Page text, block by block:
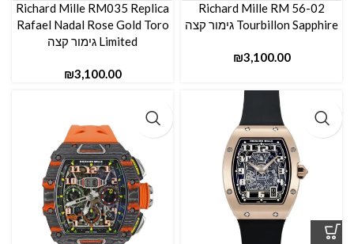
Richard Mille RM 56-02
Tourbillon Sapphire גימור קצה
₪
Richard Mille RM035 Replica
Rafael Nadal Rose Gold Toro
Limited גימור קצה
₪